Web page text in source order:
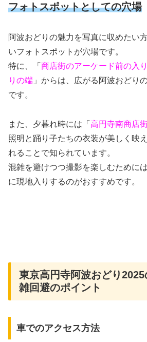
フォトスポットとしての穴場
阿波おどりの魅力を写真に収めたい
いフォトスポットが穴場です。
特に、「 商店街のアーケード前の入
りの端 」からは、広がる阿波おどり
です。
また、夕暮れ時には「 高円寺南商店
照明と踊り子たちの衣装が美しく映
れることで知られています。
混雑を避けつつ撮影を楽しむために
に現地入りするのがおすすめです。
東京高円寺阿波おどり
雑回避のポイント
車でのアクセス方法